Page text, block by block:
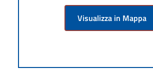
Visualizza in Mappa